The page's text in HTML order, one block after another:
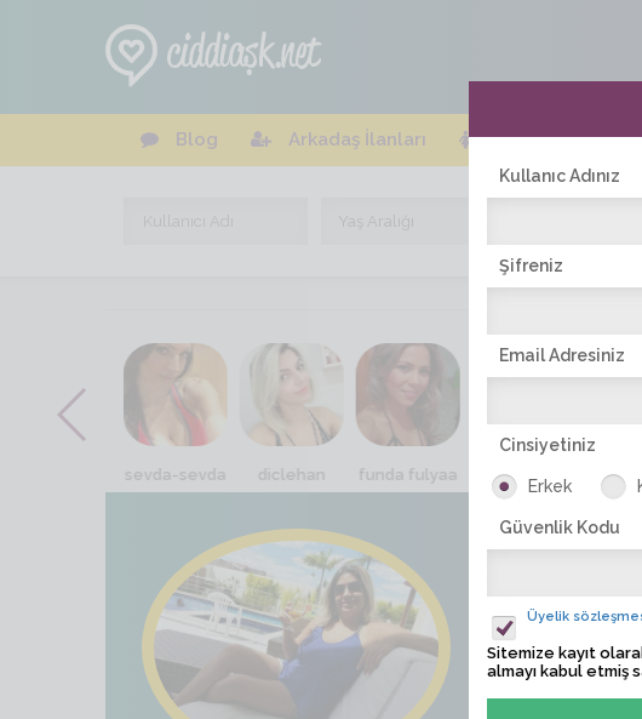
Blog Arkadaş İlanları Online
sevda-sevda diclehan funda fulyaa gamzeli88
Hatun75
Ziyaret Tarihi
Son İşlem Zamanı
Kullanıc Adınız
Şifreniz
Email Adresiniz
Cinsiyetiniz
Erkek
Güvenlik Kodu
Üyelik
Sitemize kayıt
almayı kabul etmiş